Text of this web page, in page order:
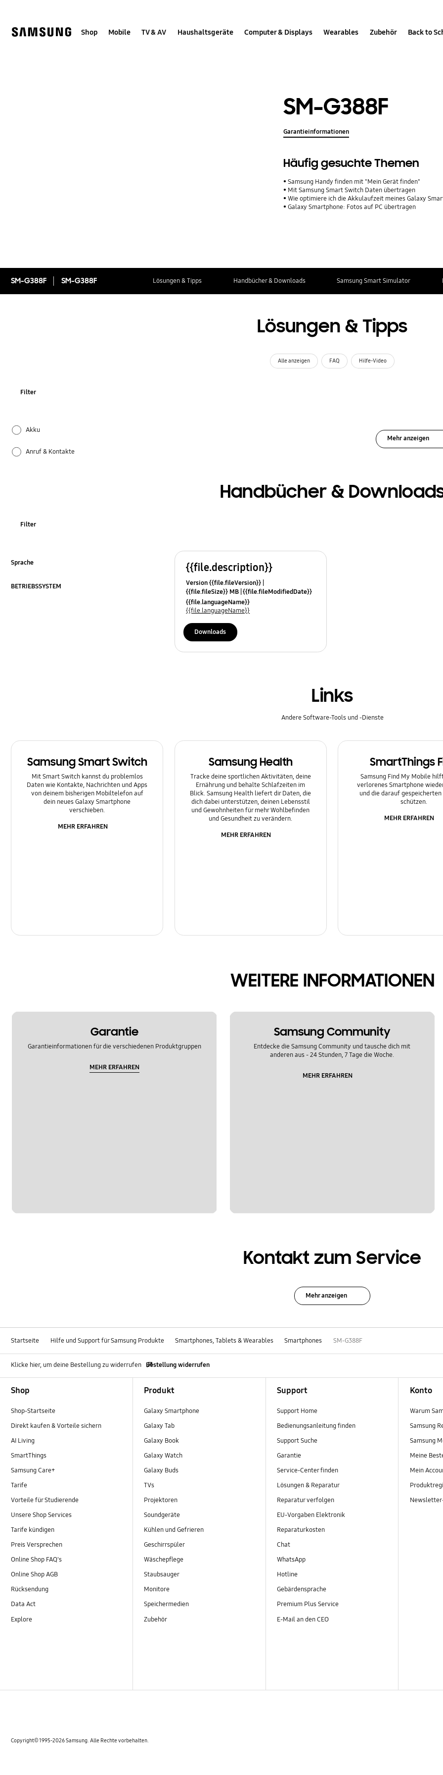
help
Shop Mobile TV & AV Haushaltsgeräte Computer & Displays Wearables Zubehör Back to
SM-G388F
Garantieinformationen
Häufig gesuchte Themen
Samsung Handy finden mit "Mein Gerät finden"
Mit Samsung Smart Switch Daten übertragen
Wie optimiere ich die Akkulaufzeit meines Galaxy
Galaxy Smartphone: Fotos auf PC übertragen
SM-G388F SM-G388F Lösungen & Tipps Handbücher & Downloads Samsung Smart Simulator
Lösungen & Tipps
Alle anzeigen FAQ Hilfe-Video
Filter
Akku
Anruf & Kontakte
Firmware-Update
Galaxy Apps
Sperre
Ton
Mehr anzeigen
Handbücher &
Filter
Sprache
BETRIEBSSYSTEM
{{file.description}}
Version {{file.fileVersion}}
{{file.fileSize}} MB {{file.fileModifiedDate}}
{{file.osNames}}
{{file.languageName}}
{{file.languageName}}
Downloads
Links
Andere Software-Tools und -Dienste
Samsung Smart Switch
Mit Smart Switch kannst du problemlos
Daten wie Kontakte, Nachrichten und Apps
von deinem bisherigen Mobiltelefon auf
dein neues Galaxy Smartphone
verschieben.
MEHR ERFAHREN
Samsung Health
Tracke deine sportlichen Aktivitäten, deine
Ernährung und behalte Schlafzeiten im
Blick. Samsung Health liefert dir Daten, die
dich dabei unterstützen, deinen Lebensstil
und Gewohnheiten für mehr Wohlbefinden
und Gesundheit zu verändern.
MEHR ERFAHREN
SmartThings
Samsung Find My Mobile
verlorenes Smartphone
und die darauf
schützen.
MEHR ERFAHREN
WEITERE INFORMATIONEN
Garantie
Garantieinformationen für die verschiedenen Produktgruppen
MEHR ERFAHREN
Samsung Community
Entdecke die Samsung Community und tausche dich mit
anderen aus - 24 Stunden, 7 Tage die Woche.
MEHR ERFAHREN
Kontakt zum Service
Mehr anzeigen
Startseite Hilfe und Support für Samsung Produkte Smartphones, Tablets & Wearables Smartphones SM-G388F
Klicke hier, um deine Bestellung zu widerrufen Bestellung widerrufen
Shop
Shop-Startseite
Direkt kaufen & Vorteile sichern
AI Living
SmartThings
Samsung Care+
Tarife
Vorteile für Studierende
Unsere Shop Services
Tarife kündigen
Preis Versprechen
Online Shop FAQ's
Online Shop AGB
Rücksendung
Data Act
Explore
Produkt
Galaxy Smartphone
Galaxy Tab
Galaxy Book
Galaxy Watch
Galaxy Buds
TVs
Projektoren
Soundgeräte
Kühlen und Gefrieren
Geschirrspüler
Wäschepflege
Staubsauger
Monitore
Speichermedien
Zubehör
Support
Support Home
Bedienungsanleitung finden
Support Suche
Garantie
Service-Center finden
Lösungen & Reparatur
Reparatur verfolgen
EU-Vorgaben Elektronik
Reparaturkosten
Chat
WhatsApp
Hotline
Gebärdensprache
Premium Plus Service
E-Mail an den CEO
Konto
Warum
Samsung
Samsung
Meine
Mein
Copyright© 1995-2026 Samsung. Alle Rechte vorbehalten.